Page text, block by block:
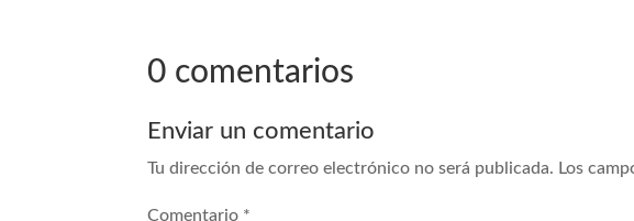
0 comentarios
Enviar un comentario
Tu dirección de correo electrónico no será publicada. Los
Comentario *